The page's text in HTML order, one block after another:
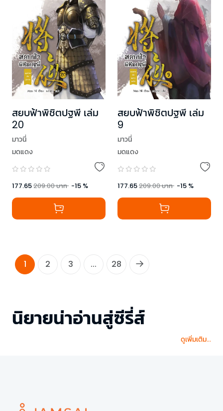
สยบฟ้าพิชิตปฐพี เล่ม
20
มาวนี่
มดแดง
177.65209.00บาท -15 %
สยบฟ้าพิชิตปฐพี เล่ม
9
มาวนี่
มดแดง
177.65209.00บาท -15 %
1 2 3 ... 28
นิยายน่าอ่านสู่ซีรี่ส์
ดูเพิ่มเติม...